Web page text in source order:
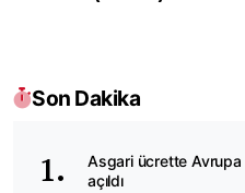
Son Dakika
Asgari ücrette Avrupa
açıldı